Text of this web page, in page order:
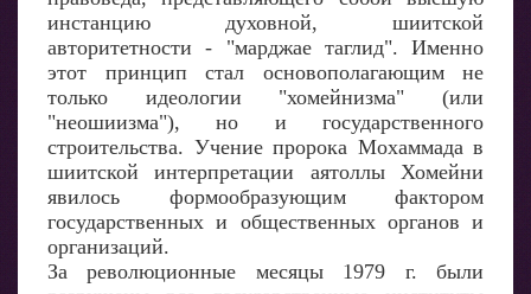
инстанцию духовной, шиитской
авторитетности - "марджае таглид". Именно
этот принцип стал основополагающим не
только идеологии "хомейнизма" (или
"неошиизма"), но и государственного
строительства. Учение пророка Мохаммада в
шиитской интерпретации аятоллы Хомейни
явилось формообразующим фактором
государственных и общественных органов и
организаций.
За революционные месяцы 1979 г. были